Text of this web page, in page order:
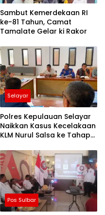
Sambut Kemerdekaan RI
ke-81 Tahun, Camat
Tamalate Gelar ki Rakor
Selayar
Polres Kepulauan Selayar
Naikkan Kasus Kecelakaan
KLM Nurul Salsa ke Tahap
Pos Sulbar